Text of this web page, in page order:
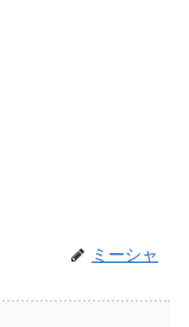
ミーシャ